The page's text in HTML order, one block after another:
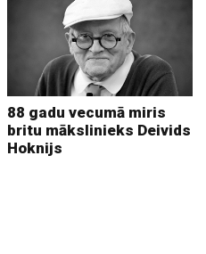
88 gadu vecumā miris
britu mākslinieks Deivids
Hoknijs